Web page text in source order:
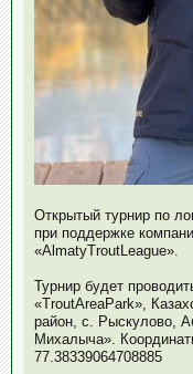
Открытый турнир по
при поддержке
«AlmatyTroutLeague».
Турнир будет
«TroutAreaPark»,
район, с. Рыскулово,
Михалыча».
77.38339064708885